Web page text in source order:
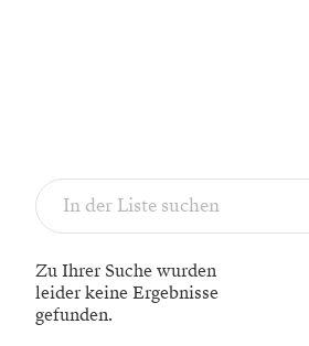
Zu Ihrer Suche wurden
leider keine Ergebnisse
gefunden.